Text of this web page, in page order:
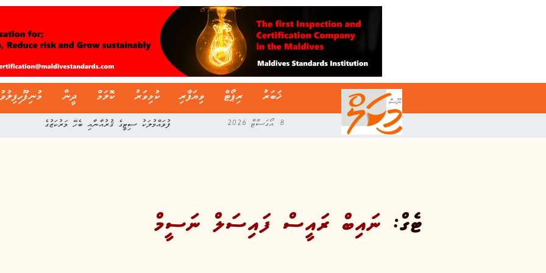
ޚަބަރު ރިޕޯޓް ވިޔަފާރި ކުޅިވަރު ކޮލަމް ދީން
8 އޯގަސްޓް 2026 ފުވައްމުލަކު ސިޓީގެ ޤުރުއާނާއި ބެހޭ މަރުކަޒުގެ
ޓެގް: ނައިބް ރައީސް ފައިސަލް ނަސީމް